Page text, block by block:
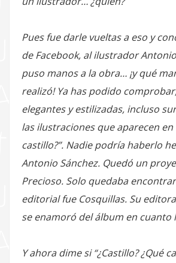
Pues fue darle vueltas a eso y
de Facebook, al ilustrador
puso manos a la obra… ¡y qué
realizó! Ya has podido
elegantes y estilizadas, incluso
las ilustraciones que aparecen en
castillo?”. Nadie podría haberlo
Antonio Sánchez. Quedó un
Precioso. Solo quedaba
editorial fue Cosquillas. Su
se enamoró del álbum en cuanto
Y ahora dime si “¿Castillo? ¿Qué